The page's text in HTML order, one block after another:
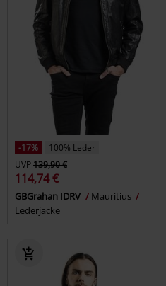
-17%
100% Leder
UVP139,90 €
114,74 €
GBGrahan IDRV
Mauritius
Lederjacke